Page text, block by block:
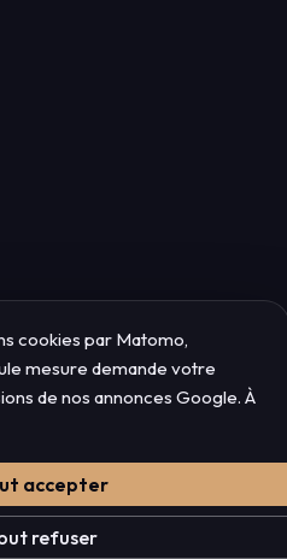
cookies par Matomo,
mesure demande votre
de nos annonces Google. À
accepter
refuser